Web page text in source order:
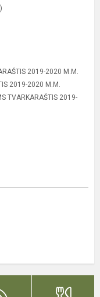
2019-2020 M.M.
2019-2020 M.M.
TVARKARAŠTIS 2019-